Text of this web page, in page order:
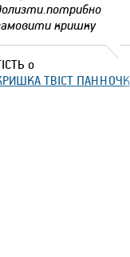
кришку
о
ТВІСТ